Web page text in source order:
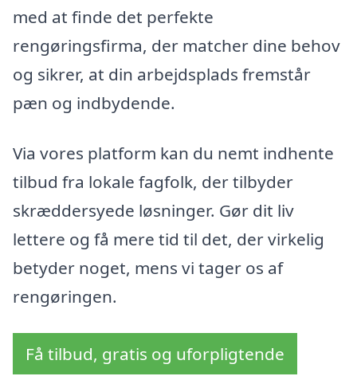
med at finde det perfekte
rengøringsfirma, der matcher dine behov
og sikrer, at din arbejdsplads fremstår
pæn og indbydende.
Via vores platform kan du nemt indhente
tilbud fra lokale fagfolk, der tilbyder
skræddersyede løsninger. Gør dit liv
lettere og få mere tid til det, der virkelig
betyder noget, mens vi tager os af
rengøringen.
Få tilbud, gratis og uforpligtende